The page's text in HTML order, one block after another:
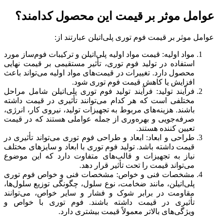
عوامل موثر بر قیمت این محصول کدامند؟
عوامل موثر بر قیمت فوم توری پلی‌اتیلن عبارتند از:
مواد اولیه: قیمت مواد اولیه پلی‌اتیلن و ترکیبات فوم‌ساز مورد
استفاده در تولید فوم توری، تأثیر مستقیمی بر قیمت نهایی
محصول دارد. تغییرات در قیمت‌های مواد اولیه می‌تواند باعث
افزایش یا کاهش قیمت فوم توری شود.
فرآیند تولید: فرآیند تولید فوم توری پلی‌اتیلن شامل مراحل
مختلفی است که هر کدام می‌توانند تأثیری در قیمت داشته
باشند. هزینه‌های مربوط به تجهیزات تولید، نیروی کار، انرژی،
صرفه‌جویی و بهره‌وری از جمله عواملی هستند که در قیمت
تعیین کننده هستند.
طراحی و ابعاد: ابعاد و طراحی فوم توری می‌تواند تأثیری در
قیمت داشته باشد. تولید فوم توری با ابعاد و سایزهای مختلف
نیاز به تجهیزات و قالب‌های متفاوت دارد که این موضوع
می‌تواند قیمت را تحت تأثیر قرار دهد.
مشخصات فنی و خواص: مشخصات فنی و خواص فوم توری
پلی‌اتیلن، مانند ضخامت، نوع سلول، چگونگی توزیع سلول‌ها،
مقاومت در برابر شوک و فشار و سایر خواص، می‌توانند
تأثیری در قیمت داشته باشند. فوم توری با خواص و
ویژگی‌های بالاتر معمولاً قیمت بیشتری دارد.